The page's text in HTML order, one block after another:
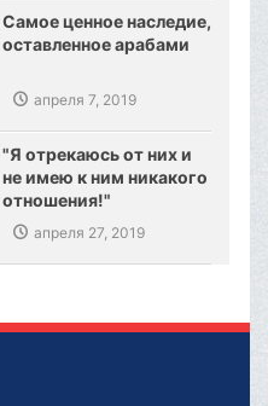
Самое ценное наследие,
оставленное арабами
апреля 7, 2019
"Я отрекаюсь от них и
не имею к ним никакого
отношения!"
апреля 27, 2019